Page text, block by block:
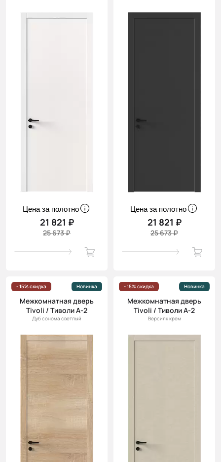
Цена за полотно
21 821 ₽
25 673 ₽
Цена за полотно
21 821 ₽
25 673 ₽
- 15% скидка Новинка
Межкомнатная дверь
Tivoli / Тиволи А-2
Дуб сонома светлый
- 15% скидка Новинка
Межкомнатная дверь
Tivoli / Тиволи А-2
Версилк крем